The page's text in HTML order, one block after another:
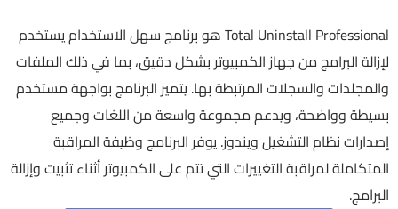
Total Uninstall Professional هو برنامج سهل الاستخدام يستخدم
لإزالة البرامج من جهاز الكمبيوتر بشكل دقيق، بما في ذلك الملفات
والمجلدات والسجلات المرتبطة بها. يتميز البرنامج بواجهة مستخدم
بسيطة وواضحة، ويدعم مجموعة واسعة من اللغات وجميع
إصدارات نظام التشغيل ويندوز. يوفر البرنامج وظيفة المراقبة
المتكاملة لمراقبة التغييرات التي تتم على الكمبيوتر أثناء تثبيت وإزالة
البرامج.